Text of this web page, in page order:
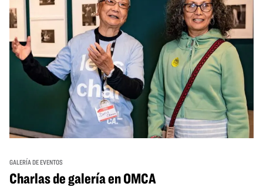
GALERÍA DE EVENTOS
Charlas de galería en OMCA